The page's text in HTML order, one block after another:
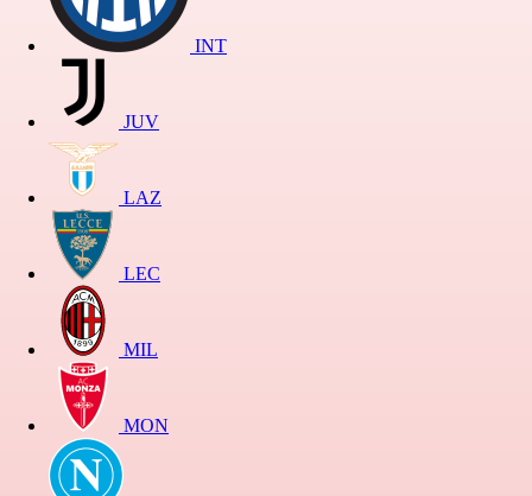
INT
JUV
LAZ
LEC
MIL
MON